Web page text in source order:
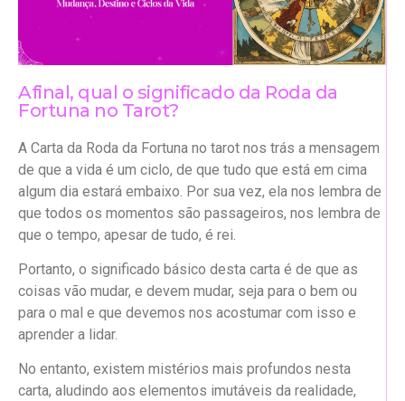
Afinal, qual o significado da Roda da
Fortuna no Tarot?
A Carta da Roda da Fortuna no tarot nos trás a mensagem
de que a vida é um ciclo, de que tudo que está em cima
algum dia estará embaixo. Por sua vez, ela nos lembra de
que todos os momentos são passageiros, nos lembra de
que o tempo, apesar de tudo, é rei.
Portanto, o significado básico desta carta é de que as
coisas vão mudar, e devem mudar, seja para o bem ou
para o mal e que devemos nos acostumar com isso e
aprender a lidar.
No entanto, existem mistérios mais profundos nesta
carta, aludindo aos elementos imutáveis da realidade,